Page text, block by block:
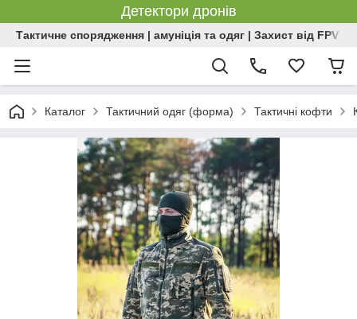
Детектори дронів
Тактичне спорядження | амуніція та одяг | Захист від FPV |
Каталог Тактичний одяг (форма) Тактичні кофти